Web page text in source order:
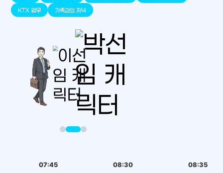
KTX 업무 가족과의 저녁
07:45 08:30 08:35